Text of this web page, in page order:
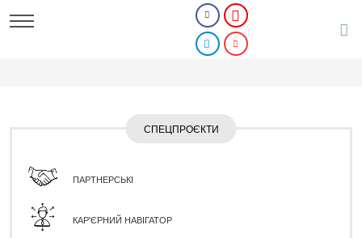
СПЕЦПРОЄКТИ
ПАРТНЕРСЬКІ
КАР'ЄРНИЙ НАВІГАТОР